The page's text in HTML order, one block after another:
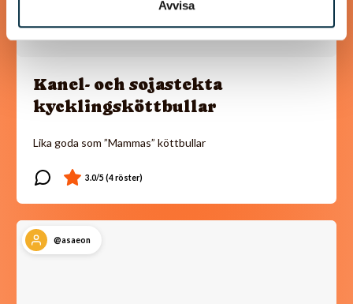
Avvisa
Kanel- och sojastekta
kycklingsköttbullar
Lika goda som ”Mammas” köttbullar
@asaeon